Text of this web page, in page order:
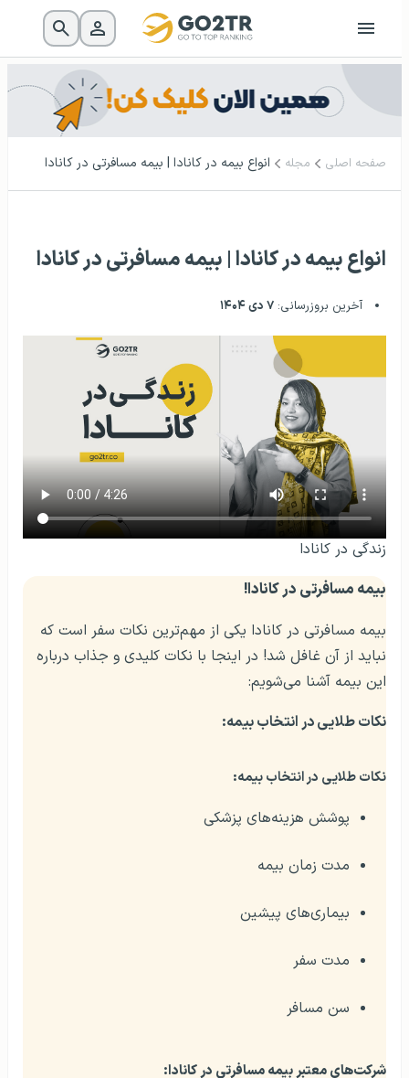
صفحه اصلی مجله انواع بیمه در کانادا | بیمه مسافرتی در کانادا
انواع بیمه در کانادا | بیمه مسافرتی در کانادا
آخرین بروزرسانی: ۷ دی ۱۴۰۴
زندگی در کانادا
بیمه مسافرتی در کانادا!
بیمه مسافرتی در کانادا یکی از مهم‌ترین نکات سفر است که
نباید از آن غافل شد! در اینجا با نکات کلیدی و جذاب درباره
این بیمه آشنا می‌شویم:
نکات طلایی در انتخاب بیمه:
نکات طلایی در انتخاب بیمه:
پوشش هزینه‌های پزشکی
مدت زمان بیمه
بیماری‌های پیشین
مدت سفر
سن مسافر
شرکت‌های معتبر بیمه مسافرتی در کانادا: